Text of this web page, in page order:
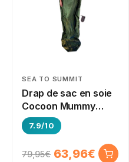
SEA TO SUMMIT
Drap de sac en soie
Cocoon Mummy
Liner
7.9/10
79,95€ 63,96€